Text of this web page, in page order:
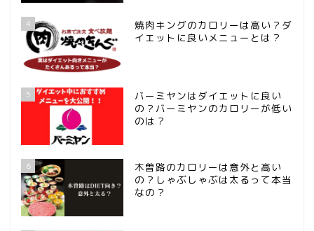
4
焼肉キングのカロリーは高い？ダ
イエットに良いメニューとは？
5
バーミヤンはダイエットに良い
の？バーミヤンのカロリーが低い
のは？
6
木曽路のカロリーは意外と高い
の？しゃぶしゃぶは太るって本当
なの？